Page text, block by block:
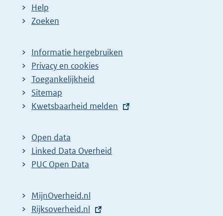
Help
Zoeken
Informatie hergebruiken
Privacy en cookies
Toegankelijkheid
Sitemap
E
t
e
r
l
i
Kwetsbaarheid melden
Open data
Linked Data Overheid
PUC Open Data
MijnOverheid.nl
E
Rijksoverheid.nl